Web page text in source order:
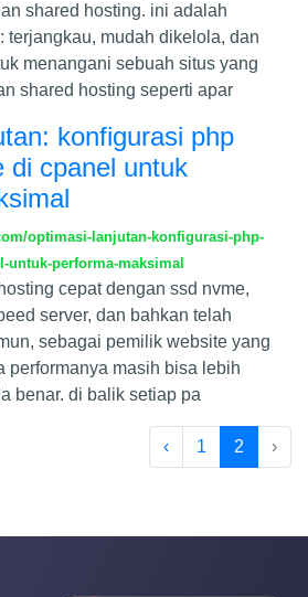
shared hosting. ini adalah
terjangkau, mudah dikelola, dan
menangani sebuah situs yang
shared hosting seperti apar
konfigurasi php
di cpanel untuk
optimasi-lanjutan-konfigurasi-php-
untuk-performa-maksimal
cepat dengan ssd nvme,
server, dan bahkan telah
sebagai pemilik website yang
performanya masih bisa lebih
benar. di balik setiap pa
‹ 1 2 ›